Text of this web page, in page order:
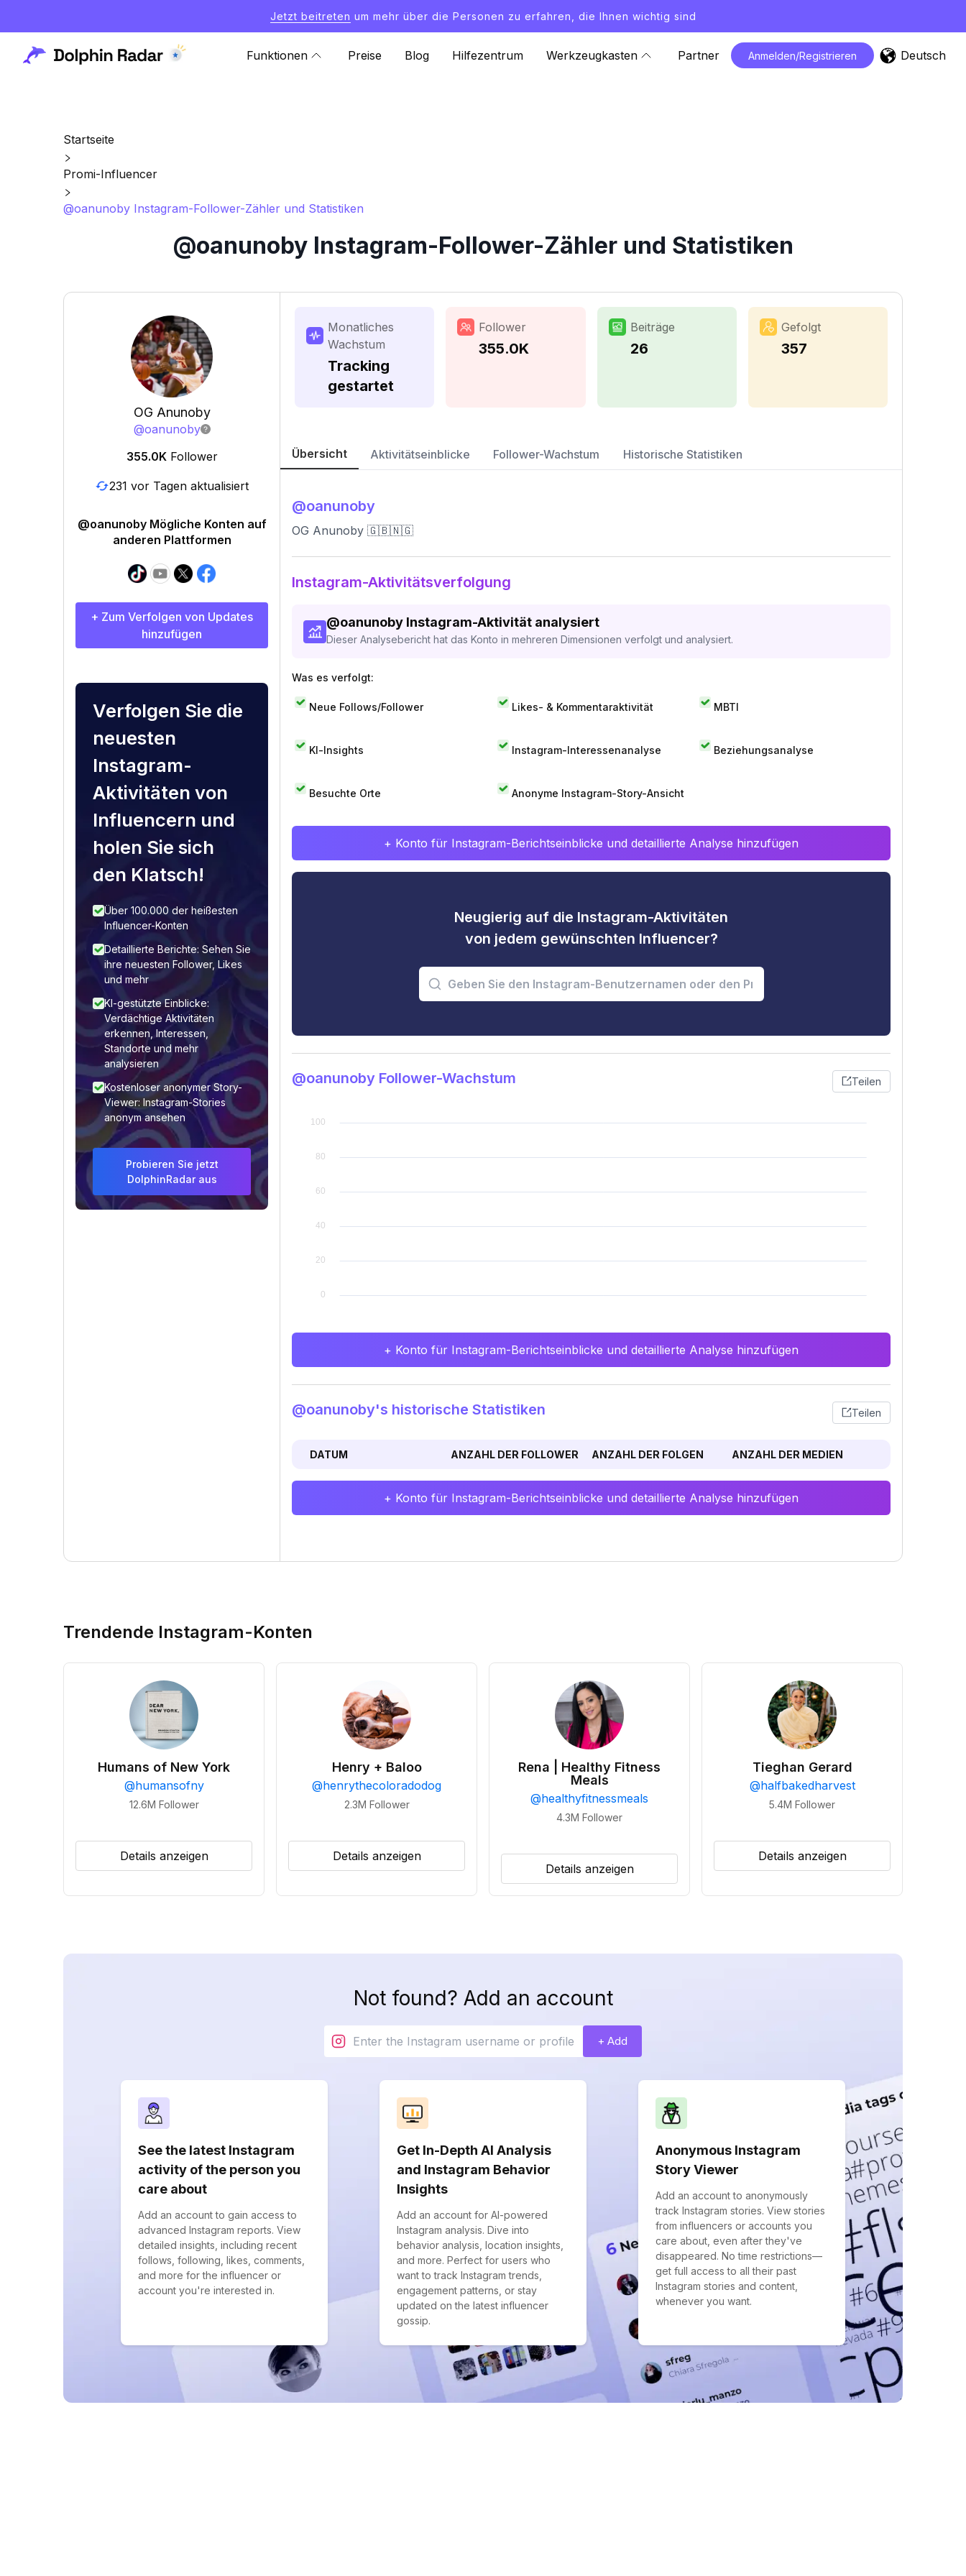
Jetzt beitreten um mehr über die Personen zu erfahren, die Ihnen wichtig sind
Funktionen Preise Blog Hilfezentrum Werkzeugkasten Partner Anmelden/Registrieren Deutsch
Startseite
Promi-Influencer
@oanunoby Instagram-Follower-Zähler und Statistiken
@oanunoby Instagram-Follower-Zähler und Statistiken
OG Anunoby
@oanunoby
355.0K Follower
231 vor Tagen aktualisiert
@oanunoby Mögliche Konten auf
anderen Plattformen
+ Zum Verfolgen von Updates
hinzufügen
Verfolgen Sie die
neuesten
Instagram-
Aktivitäten von
Influencern und
holen Sie sich
den Klatsch!
Über 100.000 der heißesten
Influencer-Konten
Detaillierte Berichte: Sehen Sie
ihre neuesten Follower, Likes
und mehr
KI-gestützte Einblicke:
Verdächtige Aktivitäten
erkennen, Interessen,
Standorte und mehr
analysieren
Kostenloser anonymer Story-
Viewer: Instagram-Stories
anonym ansehen
Probieren Sie jetzt
DolphinRadar aus
Monatliches
Wachstum
Tracking
gestartet
Follower
355.0K
Beiträge
26
Gefolgt
357
Übersicht Aktivitätseinblicke Follower-Wachstum Historische Statistiken
@oanunoby
OG Anunoby 🇬🇧🇳🇬
Instagram-Aktivitätsverfolgung
@oanunoby Instagram-Aktivität analysiert
Dieser Analysebericht hat das Konto in mehreren Dimensionen verfolgt und analysiert.
Was es verfolgt:
Neue Follows/Follower Likes- & Kommentaraktivität MBTI
KI-Insights Instagram-Interessenanalyse Beziehungsanalyse
Besuchte Orte Anonyme Instagram-Story-Ansicht
+ Konto für Instagram-Berichtseinblicke und detaillierte Analyse hinzufügen
Neugierig auf die Instagram-Aktivitäten
von jedem gewünschten Influencer?
@oanunoby Follower-Wachstum Teilen
+ Konto für Instagram-Berichtseinblicke und detaillierte Analyse hinzufügen
@oanunoby's historische Statistiken Teilen
DATUM ANZAHL DER FOLLOWER ANZAHL DER FOLGEN ANZAHL DER MEDIEN
+ Konto für Instagram-Berichtseinblicke und detaillierte Analyse hinzufügen
Trendende Instagram-Konten
Humans of New York
@humansofny
12.6M Follower
Details anzeigen
Henry + Baloo
@henrythecoloradodog
2.3M Follower
Details anzeigen
Rena | Healthy Fitness
Meals
@healthyfitnessmeals
4.3M Follower
Details anzeigen
Tieghan Gerard
@halfbakedharvest
5.4M Follower
Details anzeigen
Not found? Add an account
+ Add
See the latest Instagram
activity of the person you
care about
Add an account to gain access to
advanced Instagram reports. View
detailed insights, including recent
follows, following, likes, comments,
and more for the influencer or
account you're interested in.
Get In-Depth AI Analysis
and Instagram Behavior
Insights
Add an account for AI-powered
Instagram analysis. Dive into
behavior analysis, location insights,
and more. Perfect for users who
want to track Instagram trends,
engagement patterns, or stay
updated on the latest influencer
gossip.
Anonymous Instagram
Story Viewer
Add an account to anonymously
track Instagram stories. View stories
from influencers or accounts you
care about, even after they've
disappeared. No time restrictions—
get full access to all their past
Instagram stories and content,
whenever you want.